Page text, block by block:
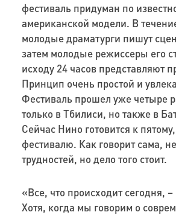
фестиваль придуман по
американской модели. В
молодые драматурги пишут
затем молодые режиссеры его
исходу 24 часов представляют
Принцип очень простой и
Фестиваль прошел уже четыре
только в Тбилиси, но также в
Сейчас Нино готовится к
фестивалю. Как говорит сама,
трудностей, но дело того стоит.
«Все, что происходит сегодня,
Хотя, когда мы говорим о